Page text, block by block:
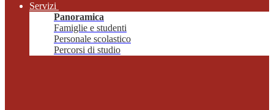
Servizi
Panoramica
Famiglie e studenti
Personale scolastico
Percorsi di studio